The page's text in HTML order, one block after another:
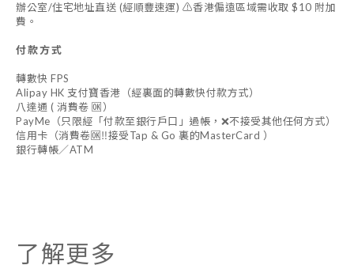
辦公室/住宅地址直送 (經順豐速運) ⚠️香港偏遠區域需收取 $10 附加
費。
付款方式
轉數快 FPS
Alipay HK 支付寶香港（經裏面的轉數快付款方式）
八達通 ( 消費卷 🆗）
PayMe（只限經「付款至銀行戶口」過帳，❌不接受其他任何方式）
信用卡（消費卷🆗‼️接受Tap & Go 裏的MasterCard ）
銀行轉帳／ATM
了解更多